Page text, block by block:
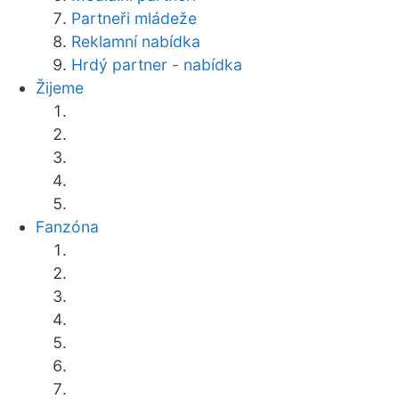
Partneři mládeže
Reklamní nabídka
Hrdý partner - nabídka
Žijeme
Fanzóna